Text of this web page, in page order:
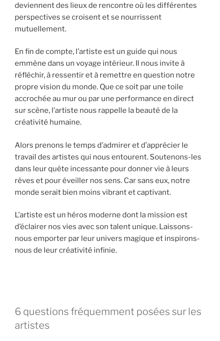
deviennent des lieux de rencontre où les différentes
perspectives se croisent et se nourrissent
mutuellement.
En fin de compte, l’artiste est un guide qui nous
emmène dans un voyage intérieur. Il nous invite à
réfléchir, à ressentir et à remettre en question notre
propre vision du monde. Que ce soit par une toile
accrochée au mur ou par une performance en direct
sur scène, l’artiste nous rappelle la beauté de la
créativité humaine.
Alors prenons le temps d’admirer et d’apprécier le
travail des artistes qui nous entourent. Soutenons-les
dans leur quête incessante pour donner vie à leurs
rêves et pour éveiller nos sens. Car sans eux, notre
monde serait bien moins vibrant et captivant.
L’artiste est un héros moderne dont la mission est
d’éclairer nos vies avec son talent unique. Laissons-
nous emporter par leur univers magique et inspirons-
nous de leur créativité infinie.
6 questions fréquemment posées sur les
artistes